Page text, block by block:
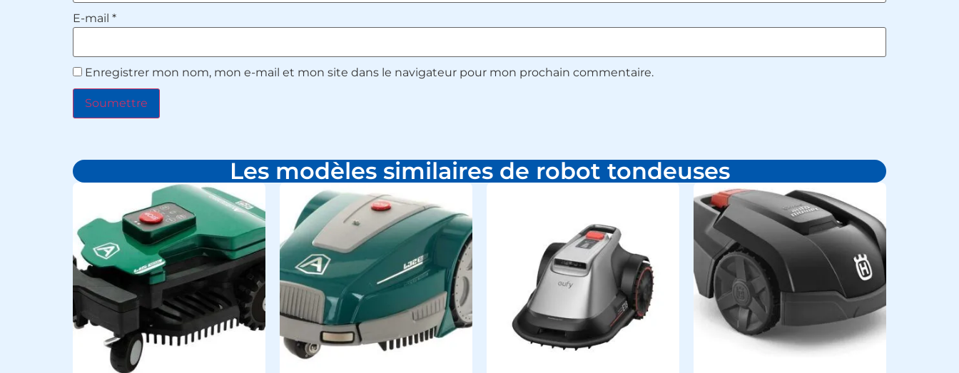
E-mail *
Enregistrer mon nom, mon e-mail et mon site dans le navigateur pour mon prochain commentaire.
Les modèles similaires de robot tondeuses